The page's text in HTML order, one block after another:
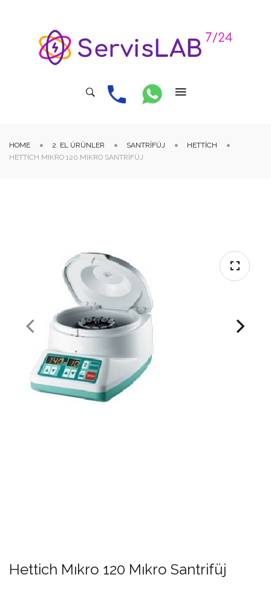
HOME 2. EL ÜRÜNLER SANTRIFÜJ
HETTICH
HETTICH MIKRO 120 MIKRO SANTRIFÜJ
Hettich Mıkro 120 Mıkro Santrifüj